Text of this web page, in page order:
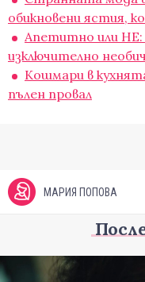
обикновени ястия,
Апетитно или НЕ:
изключително
Кошмари в
пълен провал
МАРИЯ ПОПОВА